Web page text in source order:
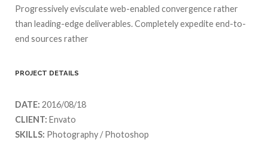
Progressively evisculate web-enabled convergence rather
than leading-edge deliverables. Completely expedite end-to-
end sources rather
PROJECT DETAILS
DATE: 2016/08/18
CLIENT: Envato
SKILLS: Photography / Photoshop